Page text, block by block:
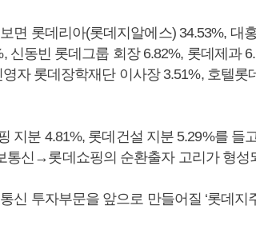
면 롯데리아(롯데지알에스) 34.53%, 대
신동빈 롯데그룹 회장 6.82%, 롯데제과
자 롯데장학재단 이사장 3.51%, 호텔롯
지분 4.81%, 롯데건설 지분 5.29%를 들
신→롯데쇼핑의 순환출자 고리가 형성
신 투자부문을 앞으로 만들어질 ‘롯데지